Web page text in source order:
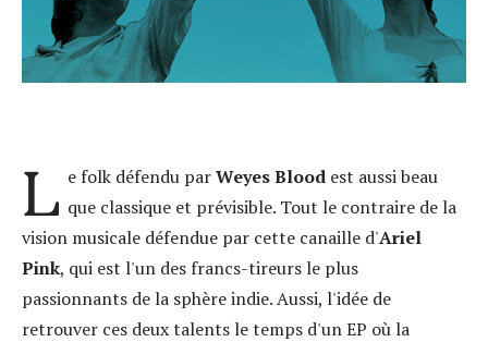
L e folk défendu parWeyes Bloodest aussi beau
que classique et prévisible. Tout le contraire de la
vision musicale défendue par cette canaille d'Ariel
Pink, qui est l'un des francs-tireurs le plus
passionnants de la sphère indie. Aussi, l'idée de
retrouver ces deux talents le temps d'un EP où la